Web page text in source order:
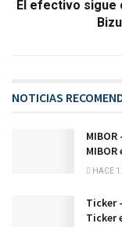
El efectivo sigue
NOTICIAS
HACE
Ticker
Ticker